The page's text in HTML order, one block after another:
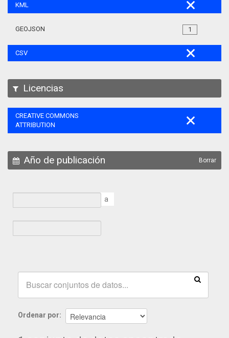
KML
1
GEOJSON
CSV
Licencias
CREATIVE COMMONS
ATTRIBUTION
Año de publicación Borrar
a
Ordenar por